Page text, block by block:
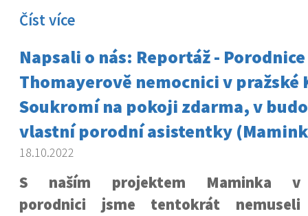
Číst více
Napsali o nás: Reportáž -
Thomayerově nemocnici v pražské
Soukromí na pokoji zdarma, v
vlastní porodní asistentky
18.10.2022
S naším projektem Maminka v
porodnici jsme tentokrát nemuseli